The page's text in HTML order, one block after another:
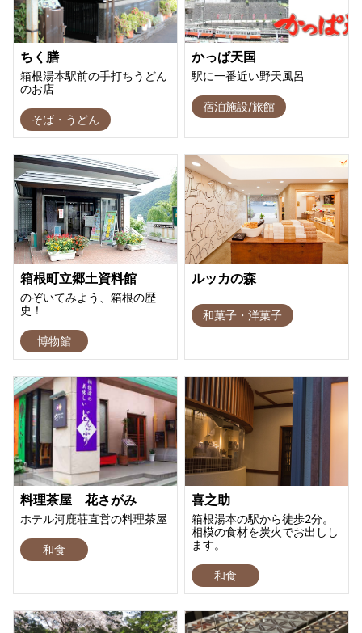
ちく膳
箱根湯本駅前の手打ちうどん
のお店
そば・うどん
かっぱ天国
駅に一番近い野天風呂
宿泊施設/旅館
箱根町立郷土資料館
のぞいてみよう、箱根の歴
史！
博物館
ルッカの森
和菓子・洋菓子
料理茶屋 花さがみ
ホテル河鹿荘直営の料理茶屋
和食
喜之助
箱根湯本の駅から徒歩2分。
相模の食材を炭火でお出しし
ます。
和食